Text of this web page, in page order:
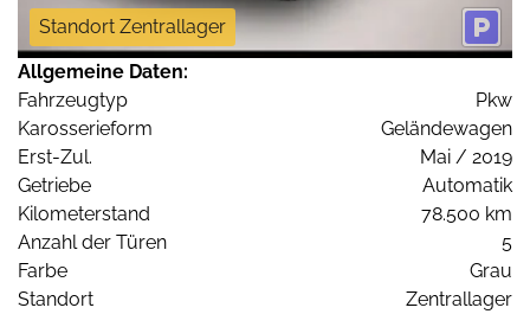
Standort Zentrallager
Allgemeine Daten:
Fahrzeugtyp
Pkw
Karosserieform
Geländewagen
Erst-Zul.
Mai / 2019
Getriebe
Automatik
Kilometerstand
78.500 km
Anzahl der Türen
5
Farbe
Grau
Standort
Zentrallager